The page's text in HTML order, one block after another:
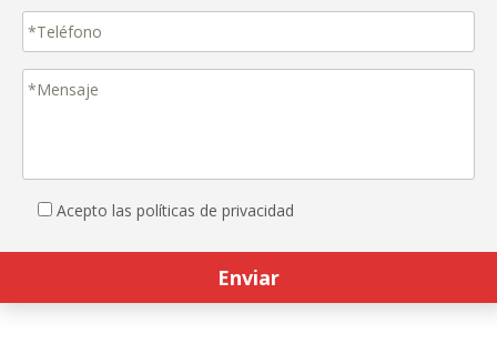
Acepto las políticas de privacidad